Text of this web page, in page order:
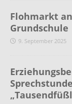
Flohmarkt
Grundschule
9. September 2025